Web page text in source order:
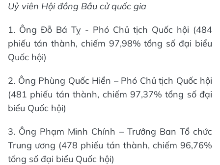
Uỷ viên Hội đồng Bầu cử quốc gia
1. Ông Đỗ Bá Tỵ - Phó Chủ tịch Quốc hội (484
phiếu tán thành, chiếm 97,98% tổng số đại biểu
Quốc hội)
2. Ông Phùng Quốc Hiển – Phó Chủ tịch Quốc hội
(481 phiếu tán thành, chiếm 97,37% tổng số đại
biểu Quốc hội)
3. Ông Phạm Minh Chính – Trưởng Ban Tổ chức
Trung ương (478 phiếu tán thành, chiếm 96,76%
tổng số đại biểu Quốc hội)